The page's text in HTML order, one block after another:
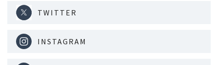
TWITTER
INSTAGRAM